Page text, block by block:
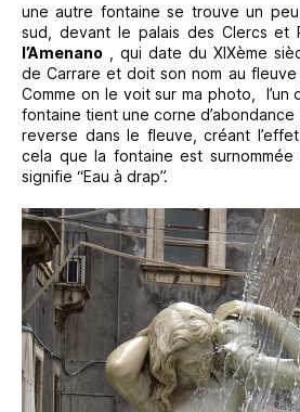
une autre fontaine se trouve un
sud, devant le palais des Clercs et
l’Amenano , qui date du XIXème
de Carrare et doit son nom au
Comme on le voit sur ma photo, l’un
fontaine tient une corne d’abondance
reverse dans le fleuve, créant l’effet
cela que la fontaine est surnommée
signifie “Eau à drap”.